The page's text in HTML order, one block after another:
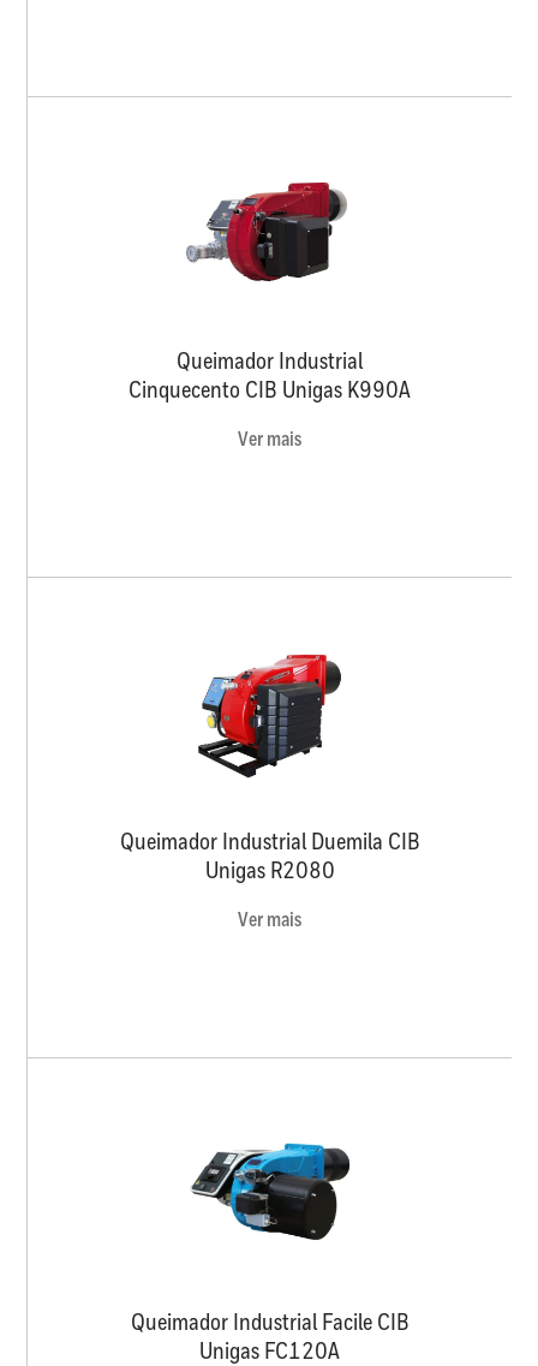
Queimador Industrial
Cinquecento CIB Unigas K990A
Ver mais
Queimador Industrial Duemila CIB
Unigas R2080
Ver mais
Queimador Industrial Facile CIB
Unigas FC120A